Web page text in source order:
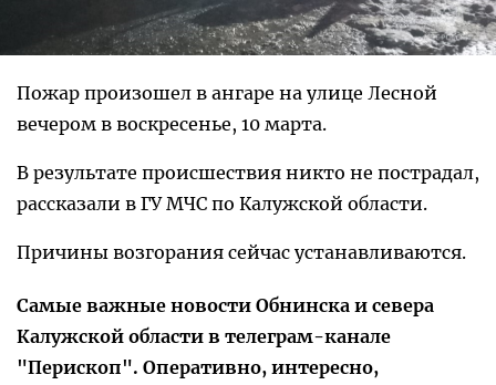
Пожар произошел в ангаре на улице Лесной
вечером в воскресенье, 10 марта.
В результате происшествия никто не пострадал,
рассказали в ГУ МЧС по Калужской области.
Причины возгорания сейчас устанавливаются.
Самые важные новости Обнинска и севера
Калужской области в телеграм-канале
"Перископ". Оперативно, интересно,